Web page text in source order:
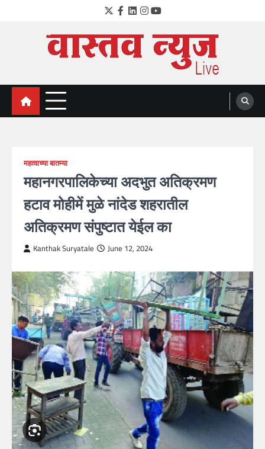
Twitter
Facebook
LinkedIn
Instagram
YouTube
VastavNEWSLive.com
a leading NEWS portal of Maharahstra
महत्वाच्या बातम्या
महानगरपालिकेच्या अदभुत अतिक्रमण
हटाव मोहीमें मुळे नांदेड शहरातील
अतिक्रमण संपुष्टात येईल का
Kanthak Suryatale June 12, 2024